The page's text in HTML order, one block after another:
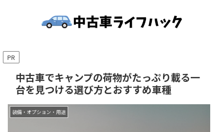
PR
中古車でキャンプの荷物がたっぷり載る一
台を見つける選び方とおすすめ車種
装備・オプション・用途